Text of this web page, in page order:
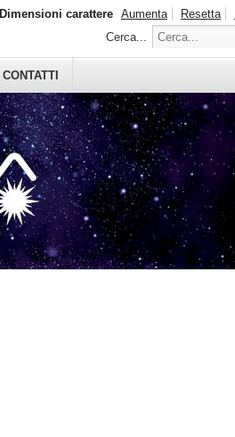
CONTATTI
Dimensioni carattere Aumenta Resetta
Cerca...